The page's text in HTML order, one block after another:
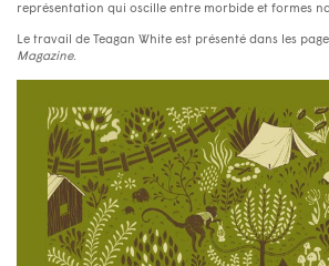
représentation qui oscille entre morbide et formes
Le travail de Teagan White est présenté dans les
Magazine.